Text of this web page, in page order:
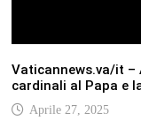
Vaticannews.va/it –
cardinali al Papa e
Aprile 27, 2025